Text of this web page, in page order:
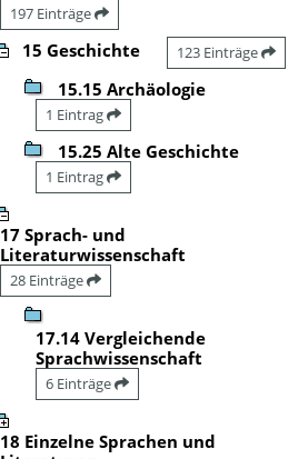
197 Einträge
15 Geschichte 123 Einträge
15.15 Archäologie
1 Eintrag
15.25 Alte Geschichte
1 Eintrag
17 Sprach- und
Literaturwissenschaft
28 Einträge
17.14 Vergleichende
Sprachwissenschaft
6 Einträge
18 Einzelne Sprachen und